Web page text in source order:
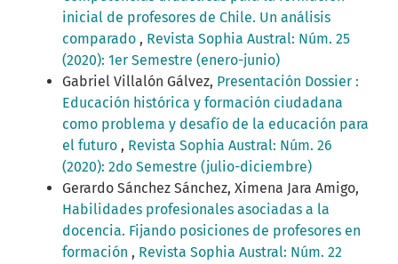
inicial de profesores de Chile. Un análisis
comparado , Revista Sophia Austral: Núm. 25
(2020): 1er Semestre (enero-junio)
Gabriel Villalón Gálvez, Presentación Dossier :
Educación histórica y formación ciudadana
como problema y desafío de la educación para
el futuro , Revista Sophia Austral: Núm. 26
(2020): 2do Semestre (julio-diciembre)
Gerardo Sánchez Sánchez, Ximena Jara Amigo,
Habilidades profesionales asociadas a la
docencia. Fijando posiciones de profesores en
formación , Revista Sophia Austral: Núm. 22